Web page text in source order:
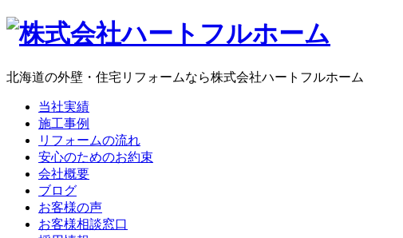
コ
ン
北海道の外壁・住宅リフォームなら株式会社ハートフルホーム
当社実績
施工事例
リフォームの流れ
安心のためのお約束
会社概要
ブログ
お客様の声
お客様相談窓口